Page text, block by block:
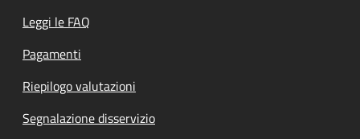
Leggi le FAQ
Pagamenti
Riepilogo valutazioni
Segnalazione disservizio